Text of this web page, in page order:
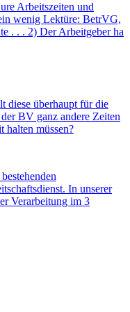
Arbeitszeiten und
wenig Lektüre: BetrVG,
. . . 2) Der Arbeitgeber ha
diese überhaupt für die
BV ganz andere Zeiten
halten müssen?
In unserer
Verarbeitung im 3